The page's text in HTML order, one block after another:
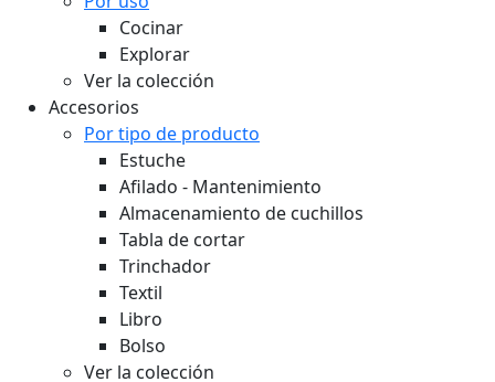
Cocinar
Explorar
Ver la colección
Accesorios
Por tipo de producto
Estuche
Afilado - Mantenimiento
Almacenamiento de cuchillos
Tabla de cortar
Trinchador
Textil
Libro
Bolso
Ver la colección